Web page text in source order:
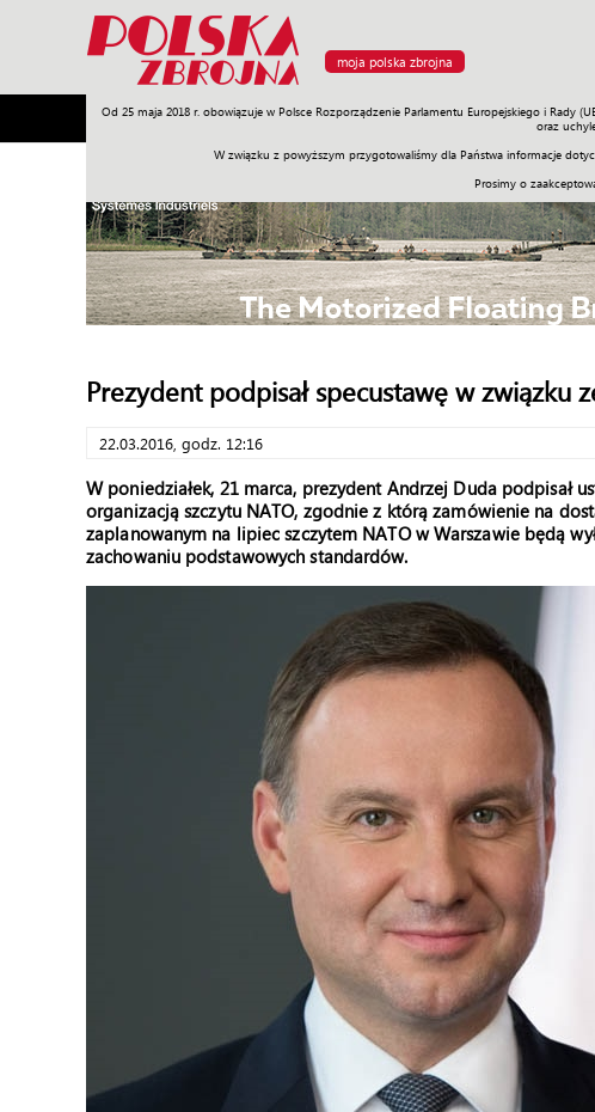
moja polska zbrojna
Od 25 maja 2018 r. obowiązuje w Polsce Rozporządzenie Parlamentu Europejskiego i Rady
oraz
W związku z powyższym przygotowaliśmy dla Państwa informacje
Prosimy o
Armia Poligon Sprzęt Misje Polityka Prawo Świat
Prezydent podpisał specustawę w związku
22.03.2016, godz. 12:16
W poniedziałek, 21 marca, prezydent Andrzej Duda podpisał
organizacją szczytu NATO, zgodnie z którą zamówienie na
zaplanowanym na lipiec szczytem NATO w Warszawie będą
zachowaniu podstawowych standardów.